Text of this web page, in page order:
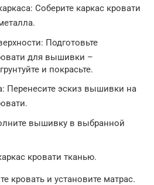
Соберите каркас кровати
Подготовьте
для вышивки –
и покрасьте.
Перенесите эскиз вышивки на
вышивку в выбранной
кровати тканью.
кровать и установите матрас.